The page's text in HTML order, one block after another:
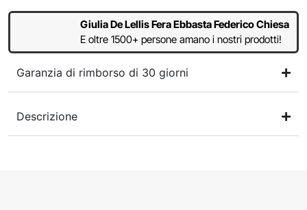
Giulia De Lellis Fera Ebbasta Federico Chiesa
E oltre 1500+ persone amano i nostri prodotti!
Garanzia di rimborso di 30 giorni
Descrizione